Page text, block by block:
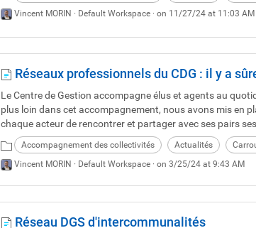
Vincent MORIN · Default Workspace · on 11/27/24 at 11:03 AM
Réseaux professionnels du CDG : il y a
Le Centre de Gestion accompagne élus et agents au
plus loin dans cet accompagnement, nous avons mis en
chaque acteur de rencontrer et partager avec ses pairs
Accompagnement des collectivités Actualités
Vincent MORIN · Default Workspace · on 3/25/24 at 9:43 AM
Réseau DGS d'intercommunalités